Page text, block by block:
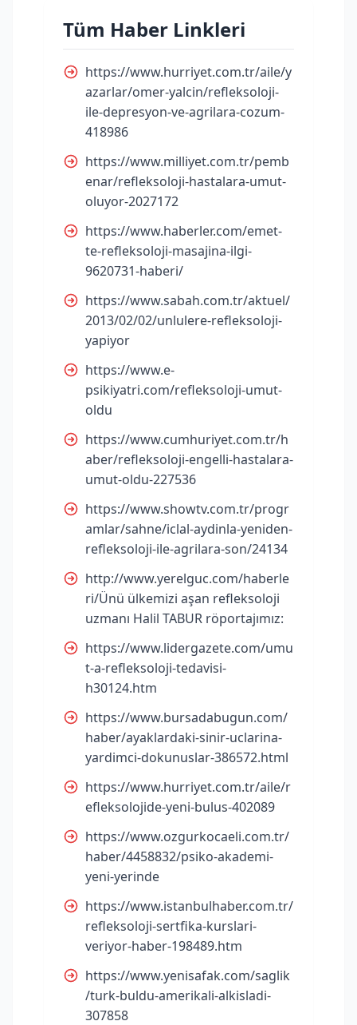
Tüm Haber Linkleri
https://www.hurriyet.com.tr/aile/y
azarlar/omer-yalcin/refleksoloji-
ile-depresyon-ve-agrilara-cozum-
418986
https://www.milliyet.com.tr/pemb
enar/refleksoloji-hastalara-umut-
oluyor-2027172
https://www.haberler.com/emet-
te-refleksoloji-masajina-ilgi-
9620731-haberi/
https://www.sabah.com.tr/aktuel/
2013/02/02/unlulere-refleksoloji-
yapiyor
https://www.e-
psikiyatri.com/refleksoloji-umut-
oldu
https://www.cumhuriyet.com.tr/h
aber/refleksoloji-engelli-hastalara-
umut-oldu-227536
https://www.showtv.com.tr/progr
amlar/sahne/iclal-aydinla-yeniden-
refleksoloji-ile-agrilara-son/24134
http://www.yerelguc.com/haberle
ri/Ünü ülkemizi aşan refleksoloji
uzmanı Halil TABUR röportajımız:
https://www.lidergazete.com/umu
t-a-refleksoloji-tedavisi-
h30124.htm
https://www.bursadabugun.com/
haber/ayaklardaki-sinir-uclarina-
yardimci-dokunuslar-386572.html
https://www.hurriyet.com.tr/aile/r
efleksolojide-yeni-bulus-402089
https://www.ozgurkocaeli.com.tr/
haber/4458832/psiko-akademi-
yeni-yerinde
https://www.istanbulhaber.com.tr/
refleksoloji-sertfika-kurslari-
veriyor-haber-198489.htm
https://www.yenisafak.com/saglik
/turk-buldu-amerikali-alkisladi-
307858